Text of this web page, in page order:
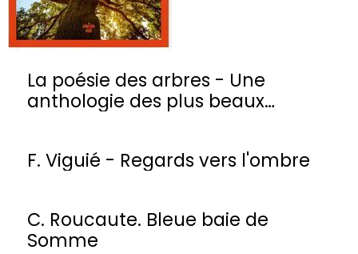
La poésie des arbres - Une
anthologie des plus beaux
F. Viguié - Regards vers l'ombre
C. Roucaute. Bleue baie de
Somme